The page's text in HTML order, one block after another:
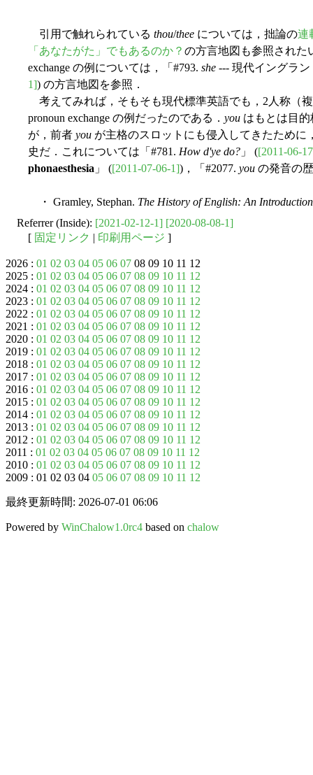
引用で触れられている thou/thee については，拙論の連
「あなたがた」でもあるのか？ の方言地図も参照された
exchange の例については，「#793. she --- 現代イングラ
1]) の方言地図を参照．
考えてみれば，そもそも現代標準英語でも，2人称（
pronoun exchange の例だったのである． you はもとは目
が，前者 you が主格のスロットにも侵入してきたために
史だ．これについては「#781. How d'ye do? 」 ([2011-06-
phonaesthesia 」 ([2011-07-06-1])，「#2077. you の発音の
・ Gramley, Stephan. The History of English: An Introduction
Referrer (Inside): [2021-02-12-1] [2020-08-08-1]
[ 固定リンク | 印刷用ページ ]
2026 : 01 02 03 04 05 06 07 08 09 10 11 12
2025 : 01 02 03 04 05 06 07 08 09 10 11 12
2024 : 01 02 03 04 05 06 07 08 09 10 11 12
2023 : 01 02 03 04 05 06 07 08 09 10 11 12
2022 : 01 02 03 04 05 06 07 08 09 10 11 12
2021 : 01 02 03 04 05 06 07 08 09 10 11 12
2020 : 01 02 03 04 05 06 07 08 09 10 11 12
2019 : 01 02 03 04 05 06 07 08 09 10 11 12
2018 : 01 02 03 04 05 06 07 08 09 10 11 12
2017 : 01 02 03 04 05 06 07 08 09 10 11 12
2016 : 01 02 03 04 05 06 07 08 09 10 11 12
2015 : 01 02 03 04 05 06 07 08 09 10 11 12
2014 : 01 02 03 04 05 06 07 08 09 10 11 12
2013 : 01 02 03 04 05 06 07 08 09 10 11 12
2012 : 01 02 03 04 05 06 07 08 09 10 11 12
2011 : 01 02 03 04 05 06 07 08 09 10 11 12
2010 : 01 02 03 04 05 06 07 08 09 10 11 12
2009 : 01 02 03 04 05 06 07 08 09 10 11 12
最終更新時間: 2026-07-01 06:06
Powered by WinChalow1.0rc4 based on chalow